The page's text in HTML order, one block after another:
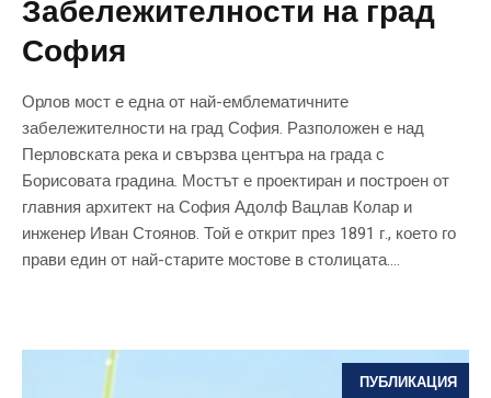
Забележителности на град
София
Орлов мост е една от най-емблематичните
забележителности на град София. Разположен е над
Перловската река и свързва центъра на града с
Борисовата градина. Мостът е проектиран и построен от
главния архитект на София Адолф Вацлав Колар и
инженер Иван Стоянов. Той е открит през 1891 г., което го
прави един от най-старите мостове в столицата....
ПУБЛИКАЦИЯ